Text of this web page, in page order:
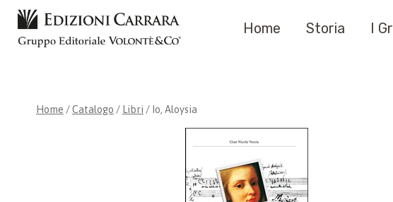
Salta
contenuto
Home Storia I
Home /Catalogo / Libri / Io, Aloysia